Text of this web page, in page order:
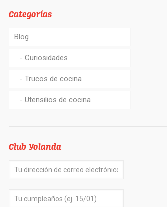
Categorías
Blog
Curiosidades
Trucos de cocina
Utensilios de cocina
Club Yolanda